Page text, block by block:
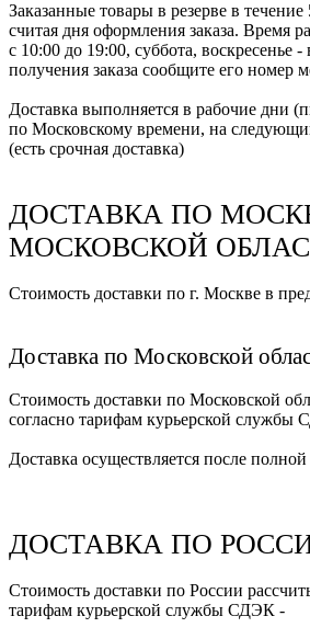
Заказанные товары в резерве в
считая дня оформления заказа. Время
с 10:00 до 19:00, суббота, воскресенье
получения заказа сообщите его номер
Доставка выполняется в рабочие дни
по Московскому времени, на
(есть срочная доставка)
ДОСТАВКА ПО
МОСКОВСКОЙ
Стоимость доставки по г. Москве в
Доставка по Московской
Стоимость доставки по Московской
согласно тарифам курьерской службы
Доставка осуществляется после
ДОСТАВКА ПО
Стоимость доставки по России
тарифам курьерской службы СДЭК -